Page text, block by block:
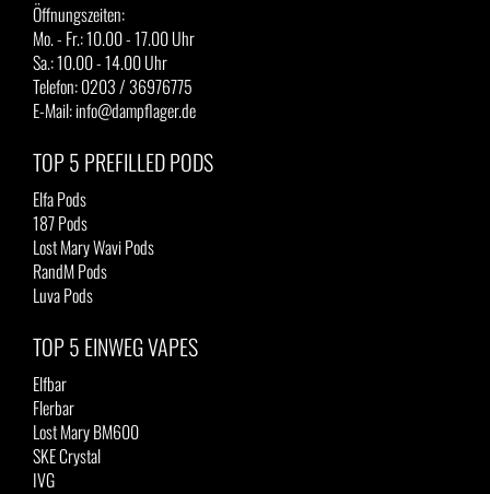
Öffnungszeiten:
Mo. - Fr.: 10.00 - 17.00 Uhr
Sa.: 10.00 - 14.00 Uhr
Telefon: 0203 / 36976775
E-Mail: info@dampflager.de
TOP 5 PREFILLED PODS
Elfa Pods
187 Pods
Lost Mary Wavi Pods
RandM Pods
Luva Pods
TOP 5 EINWEG VAPES
Elfbar
Flerbar
Lost Mary BM600
SKE Crystal
IVG